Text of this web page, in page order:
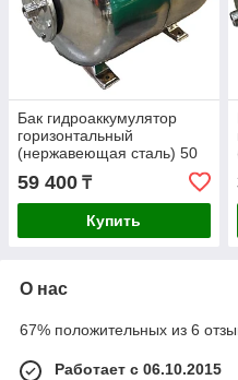
Бак гидроаккумулятор
горизонтальный
(нержавеющая сталь) 50
л. SHIMGE
59 400 ₸
Купить
О нас
67% положительных из 6
Работает с 06.10.2015